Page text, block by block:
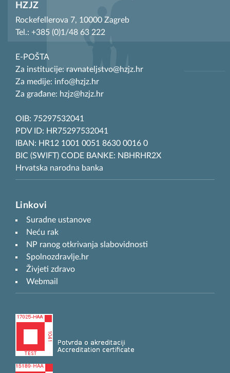
HZJZ
Rockefellerova 7, 10000 Zagreb
Tel.: +385 (0)1/48 63 222
E-POŠTA
Za institucije: ravnateljstvo@hzjz.hr
Za medije: info@hzjz.hr
Za građane: hzjz@hzjz.hr
OIB: 75297532041
PDV ID: HR75297532041
IBAN: HR12 1001 0051 8630 0016 0
BIC (SWIFT) CODE BANKE: NBHRHR2X
Hrvatska narodna banka
Linkovi
Suradne ustanove
Neću rak
NP ranog otkrivanja slabovidnosti
Spolnozdravlje.hr
Živjeti zdravo
Webmail